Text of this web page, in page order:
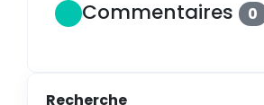
Commentaires 0
Recherche